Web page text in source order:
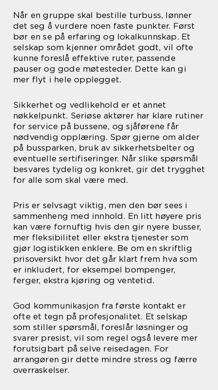
Når en gruppe skal bestille turbuss, lønner
det seg å vurdere noen faste punkter. Først
bør en se på erfaring og lokalkunnskap. Et
selskap som kjenner området godt, vil ofte
kunne foreslå effektive ruter, passende
pauser og gode møtesteder. Dette kan gi
mer flyt i hele opplegget.
Sikkerhet og vedlikehold er et annet
nøkkelpunkt. Seriøse aktører har klare rutiner
for service på bussene, og sjåførene får
nødvendig opplæring. Spør gjerne om alder
på bussparken, bruk av sikkerhetsbelter og
eventuelle sertifiseringer. Når slike spørsmål
besvares tydelig og konkret, gir det trygghet
for alle som skal være med.
Pris er selvsagt viktig, men den bør sees i
sammenheng med innhold. En litt høyere pris
kan være fornuftig hvis den gir nyere busser,
mer fleksibilitet eller ekstra tjenester som
gjør logistikken enklere. Be om en skriftlig
prisoversikt hvor det går klart frem hva som
er inkludert, for eksempel bompenger,
ferger, ekstra kjøring og ventetid.
God kommunikasjon fra første kontakt er
ofte et tegn på profesjonalitet. Et selskap
som stiller spørsmål, foreslår løsninger og
svarer presist, vil som regel også levere mer
forutsigbart på selve reisedagen. For
arrangøren gir dette mindre stress og færre
overraskelser.